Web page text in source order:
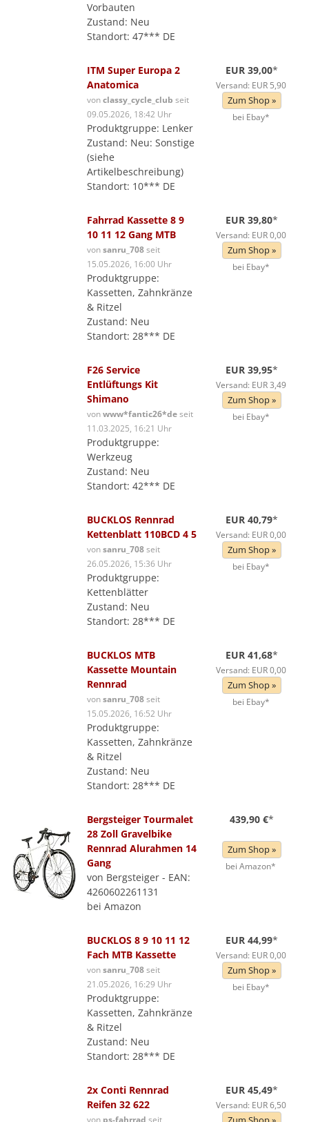
Vorbauten
Zustand: Neu
Standort: 47*** DE
ITM Super Europa 2
Anatomica
vonclassy_cycle_club seit
09.05.2026, 18:42 Uhr
Produktgruppe: Lenker
Zustand: Neu: Sonstige
(siehe
Artikelbeschreibung)
Standort: 10*** DE
EUR 39,00*
Versand: EUR 5,90
Zum Shop »
bei Ebay*
Fahrrad Kassette 8 9
10 11 12 Gang MTB
vonsanru_708seit
15.05.2026, 16:00 Uhr
Produktgruppe:
Kassetten, Zahnkränze
& Ritzel
Zustand: Neu
Standort: 28*** DE
EUR 39,80*
Versand: EUR 0,00
Zum Shop »
bei Ebay*
F26 Service
Entlüftungs Kit
Shimano
vonwww*fantic26*deseit
11.03.2025, 16:21 Uhr
Produktgruppe:
Werkzeug
Zustand: Neu
Standort: 42*** DE
EUR 39,95*
Versand: EUR 3,49
Zum Shop »
bei Ebay*
BUCKLOS Rennrad
Kettenblatt 110BCD 4 5
vonsanru_708seit
26.05.2026, 15:36 Uhr
Produktgruppe:
Kettenblätter
Zustand: Neu
Standort: 28*** DE
EUR 40,79*
Versand: EUR 0,00
Zum Shop »
bei Ebay*
BUCKLOS MTB
Kassette Mountain
Rennrad
vonsanru_708seit
15.05.2026, 16:52 Uhr
Produktgruppe:
Kassetten, Zahnkränze
& Ritzel
Zustand: Neu
Standort: 28*** DE
EUR 41,68*
Versand: EUR 0,00
Zum Shop »
bei Ebay*
Bergsteiger Tourmalet
28 Zoll Gravelbike
Rennrad Alurahmen 14
Gang
von Bergsteiger - EAN:
4260602261131
bei Amazon
439,90 €*
Zum Shop »
bei Amazon*
BUCKLOS 8 9 10 11 12
Fach MTB Kassette
vonsanru_708seit
21.05.2026, 16:29 Uhr
Produktgruppe:
Kassetten, Zahnkränze
& Ritzel
Zustand: Neu
Standort: 28*** DE
EUR 44,99*
Versand: EUR 0,00
Zum Shop »
bei Ebay*
2x Conti Rennrad
Reifen 32 622
von ps-fahrrad seit
EUR 45,49*
Versand: EUR 6,50